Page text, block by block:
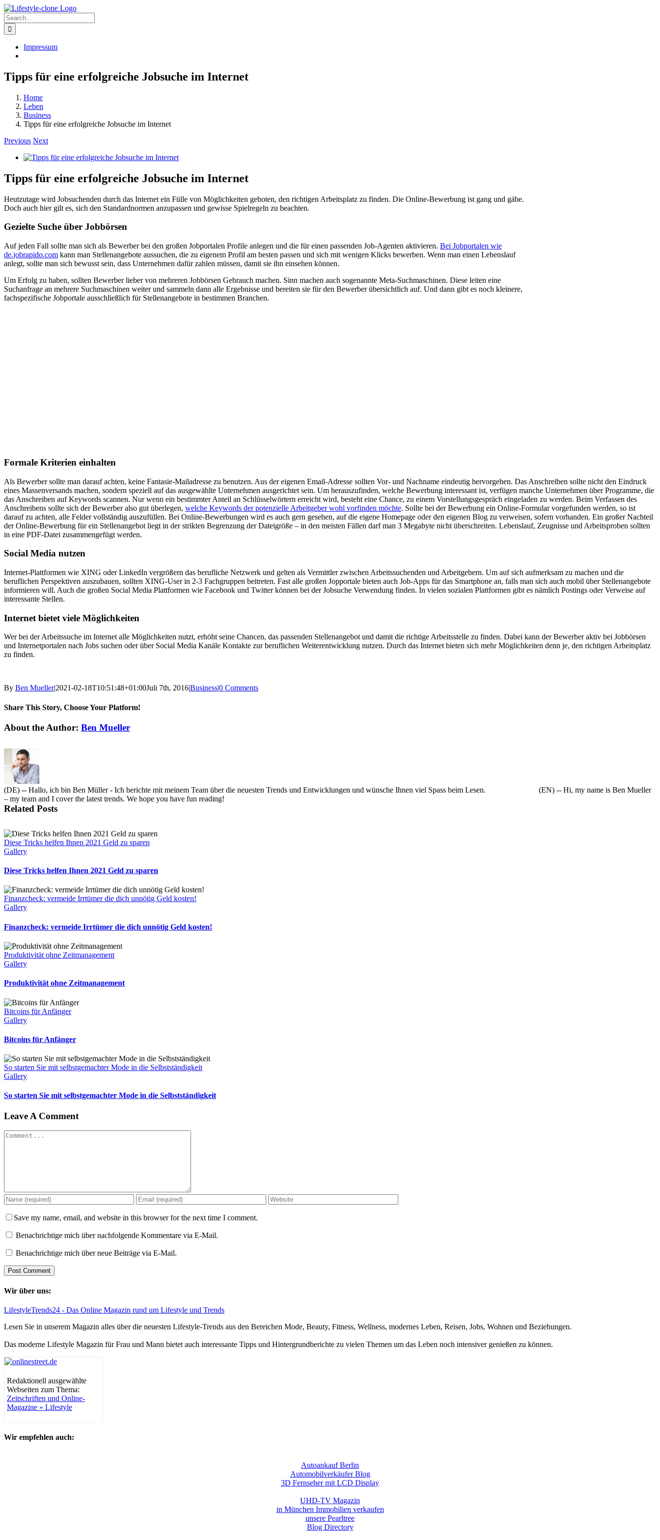
Skip
to
content
Search
for:
Impressum
Tipps für eine erfolgreiche Jobsuche im Internet
Home
Leben
Business
Tipps für eine erfolgreiche Jobsuche im Internet
Previous Next
View
Image
Tipps für eine erfolgreiche Jobsuche im Internet
Heutzutage wird Jobsuchenden durch das Internet ein Fülle von Möglichkeiten geboten, den richtigen Arbeitsplatz zu finden. Die Online-Bewerbung ist gang und gäbe.
Doch auch hier gilt es, sich den Standardnormen anzupassen und gewisse Spielregeln zu beachten.
Gezielte Suche über Jobbörsen
Auf jeden Fall sollte man sich als Bewerber bei den großen Jobportalen Profile anlegen und die für einen passenden Job-Agenten aktivieren. Bei Jobportalen wie
de.jobrapido.com kann man Stellenangebote aussuchen, die zu eigenem Profil am besten passen und sich mit wenigen Klicks bewerben. Wenn man einen Lebenslauf
anlegt, sollte man sich bewusst sein, dass Unternehmen dafür zahlen müssen, damit sie ihn einsehen können.
Um Erfolg zu haben, sollten Bewerber lieber von mehreren Jobbörsen Gebrauch machen. Sinn machen auch sogenannte Meta-Suchmaschinen. Diese leiten eine
Suchanfrage an mehrere Suchmaschinen weiter und sammeln dann alle Ergebnisse und bereiten sie für den Bewerber übersichtlich auf. Und dann gibt es noch kleinere,
fachspezifische Jobportale ausschließlich für Stellenangebote in bestimmen Branchen.
Formale Kriterien einhalten
Als Bewerber sollte man darauf achten, keine Fantasie-Mailadresse zu benutzen. Aus der eigenen Email-Adresse sollten Vor- und Nachname eindeutig hervorgehen. Das Anschreiben sollte nicht den Eindruck
eines Massenversands machen, sondern speziell auf das ausgewählte Unternehmen ausgerichtet sein. Um herauszufinden, welche Bewerbung interessant ist, verfügen manche Unternehmen über Programme, die
das Anschreiben auf Keywords scannen. Nur wenn ein bestimmter Anteil an Schlüsselwörtern erreicht wird, besteht eine Chance, zu einem Vorstellungsgespräch eingeladen zu werden. Beim Verfassen des
Anschreibens sollte sich der Bewerber also gut überlegen, welche Keywords der potenzielle Arbeitgeber wohl vorfinden möchte. Sollte bei der Bewerbung ein Online-Formular vorgefunden werden, so ist
darauf zu achten, alle Felder vollständig auszufüllen. Bei Online-Bewerbungen wird es auch gern gesehen, auf die eigene Homepage oder den eigenen Blog zu verweisen, sofern vorhanden. Ein großer Nachteil
der Online-Bewerbung für ein Stellenangebot liegt in der strikten Begrenzung der Dateigröße – in den meisten Fällen darf man 3 Megabyte nicht überschreiten. Lebenslauf, Zeugnisse und Arbeitsproben sollten
in eine PDF-Datei zusammengefügt werden.
Social Media nutzen
Internet-Plattformen wie XING oder LinkedIn vergrößern das berufliche Netzwerk und gelten als Vermittler zwischen Arbeitssuchenden und Arbeitgebern. Um auf sich aufmerksam zu machen und die
beruflichen Perspektiven auszubauen, sollten XING-User in 2-3 Fachgruppen beitreten. Fast alle großen Jopportale bieten auch Job-Apps für das Smartphone an, falls man sich auch mobil über Stellenangebote
informieren will. Auch die großen Social Media Plattformen wie Facebook und Twitter können bei der Jobsuche Verwendung finden. In vielen sozialen Plattformen gibt es nämlich Postings oder Verweise auf
interessante Stellen.
Internet bietet viele Möglichkeiten
Wer bei der Arbeitssuche im Internet alle Möglichkeiten nutzt, erhöht seine Chancen, das passenden Stellenangebot und damit die richtige Arbeitsstelle zu finden. Dabei kann der Bewerber aktiv bei Jobbörsen
und Internetportalen nach Jobs suchen oder über Social Media Kanäle Kontakte zur beruflichen Weiterentwicklung nutzen. Durch das Internet bieten sich mehr Möglichkeiten denn je, den richtigen Arbeitsplatz
zu finden.
By Ben Mueller|2021-02-18T10:51:48+01:00Juli 7th, 2016|Business|0 Comments
Share This Story, Choose Your Platform!
Facebook
X
Reddit
LinkedIn
Tumblr
Pinterest
Vk
Email
About the Author: Ben Mueller
(DE) -- Hallo, ich bin Ben Müller - Ich berichte mit meinem Team über die neuesten Trends und Entwicklungen und wünsche Ihnen viel Spass beim Lesen. (EN) -- Hi, my name is Ben Mueller
– my team and I cover the latest trends. We hope you have fun reading!
Related Posts
Diese Tricks helfen Ihnen 2021 Geld zu sparen
Gallery
Diese Tricks helfen Ihnen 2021 Geld zu sparen
Finanzcheck: vermeide Irrtümer die dich unnötig Geld kosten!
Gallery
Finanzcheck: vermeide Irrtümer die dich unnötig Geld kosten!
Produktivität ohne Zeitmanagement
Gallery
Produktivität ohne Zeitmanagement
Bitcoins für Anfänger
Gallery
Bitcoins für Anfänger
So starten Sie mit selbstgemachter Mode in die Selbstständigkeit
Gallery
So starten Sie mit selbstgemachter Mode in die Selbstständigkeit
Leave A Comment
Comment
Save my name, email, and website in this browser for the next time I comment.
Benachrichtige mich über nachfolgende Kommentare via E-Mail.
Benachrichtige mich über neue Beiträge via E-Mail.
Wir über uns:
LifestyleTrends24 - Das Online Magazin rund um Lifestyle und Trends
Lesen Sie in unserem Magazin alles über die neuesten Lifestyle-Trends aus den Bereichen Mode, Beauty, Fitness, Wellness, modernes Leben, Reisen, Jobs, Wohnen und Beziehungen.
Das moderne Lifestyle Magazin für Frau und Mann bietet auch interessante Tipps und Hintergrundberichte zu vielen Themen um das Leben noch intensiver genießen zu können.
Redaktionell ausgewählte
Webseiten zum Thema:
Zeitschriften und Online-
Magazine » Lifestyle
Wir empfehlen auch:
Autoankauf Berlin
Automobilverkäufer Blog
3D Fernseher mit LCD Display
UHD-TV Magazin
in München Immobilien verkaufen
unsere Pearltree
Blog Directory